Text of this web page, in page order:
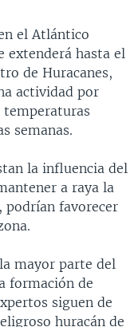
el Atlántico
extenderá hasta el
de Huracanes,
actividad por
temperaturas
semanas.
la influencia del
a raya la
podrían favorecer
mayor parte del
formación de
siguen de
huracán de